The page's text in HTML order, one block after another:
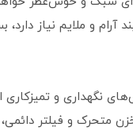
و ملایم نیاز دارد،
نگهداری و
متحرک و فیلتر دائمی،